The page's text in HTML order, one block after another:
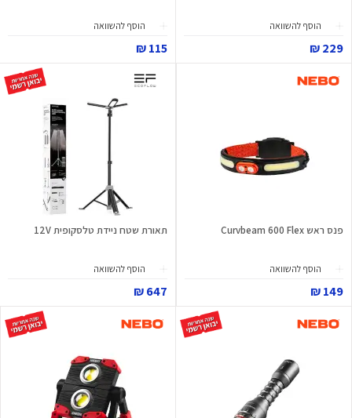
הוסף להשוואה
229 ₪
הוסף להשוואה
115 ₪
פנס ראש Curvbeam 600 Flex
הוסף להשוואה
149 ₪
תאורת שטח ניידת טלסקופית 12V
הוסף להשוואה
647 ₪